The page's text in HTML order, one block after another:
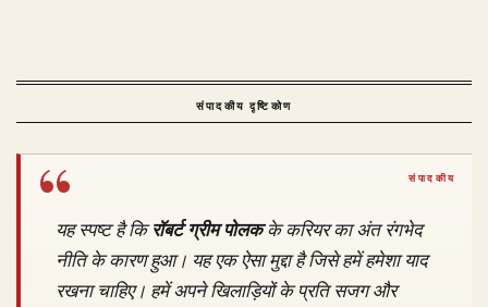
संपादकीय दृष्टिकोण
यह स्पष्ट है किरॉबर्ट ग्रीम पोलकके करियर का अंत रंगभेद
नीति के कारण हुआ। यह एक ऐसा मुद्दा है जिसे हमें हमेशा याद
रखना चाहिए। हमें अपने खिलाड़ियों के प्रति सजग और